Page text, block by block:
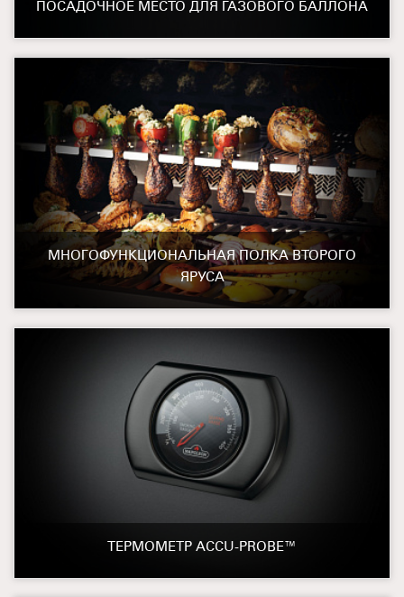
ПОСАДОЧНОЕ МЕСТО ДЛЯ ГАЗОВОГО БАЛЛОНА
МНОГОФУНКЦИОНАЛЬНАЯ ПОЛКА ВТОРОГО
ЯРУСА
ТЕРМОМЕТР ACCU-PROBE™